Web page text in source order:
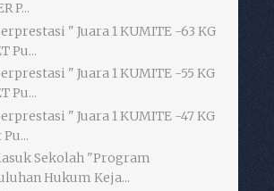
P...
" Juara 1 KUMITE -63 KG
Pu...
" Juara 1 KUMITE -55 KG
Pu...
" Juara 1 KUMITE -47 KG
Pu...
Sekolah "Program
Hukum Keja...